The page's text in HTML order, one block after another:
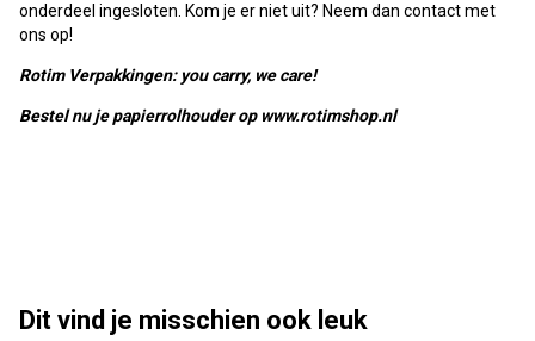
onderdeel ingesloten. Kom je er niet uit? Neem dan contact met
ons op!
Rotim Verpakkingen: you carry, we care!
Bestel nuje papierrolhouderop www.rotimshop.nl
Dit vind je misschien ook leuk